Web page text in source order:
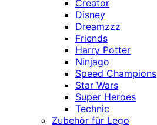
Creator
Disney
Dreamzzz
Friends
Harry Potter
Ninjago
Speed Champions
Star Wars
Super Heroes
Technic
Zubehör für Lego